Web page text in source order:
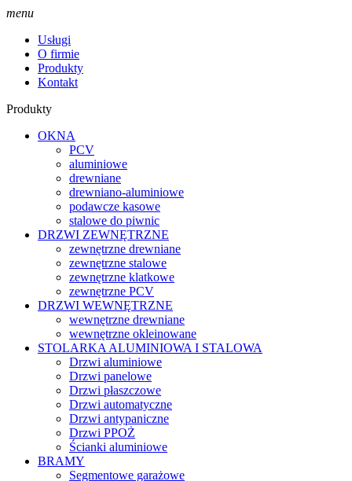
menu
Usługi
O firmie
Produkty
Kontakt
Produkty
OKNA
PCV
aluminiowe
drewniane
drewniano-aluminiowe
podawcze kasowe
stalowe do piwnic
DRZWI ZEWNĘTRZNE
zewnętrzne drewniane
zewnętrzne stalowe
zewnętrzne klatkowe
zewnętrzne PCV
DRZWI WEWNĘTRZNE
wewnętrzne drewniane
wewnętrzne okleinowane
STOLARKA ALUMINIOWA I STALOWA
Drzwi aluminiowe
Drzwi panelowe
Drzwi płaszczowe
Drzwi automatyczne
Drzwi antypaniczne
Drzwi PPOŻ
Ścianki aluminiowe
BRAMY
Segmentowe garażowe